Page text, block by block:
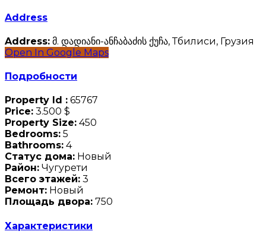
Address
Address: მ. დადიანი-ანჩაბაძის ქუჩა, Тбилиси, Грузия
Open In Google Maps
Подробности
Property Id : 65767
Price: 3.500 $
Property Size: 450
Bedrooms: 5
Bathrooms: 4
Статус дома: Новый
Район: Чугурети
Всего этажей: 3
Ремонт: Новый
Площадь двора: 750
Характеристики